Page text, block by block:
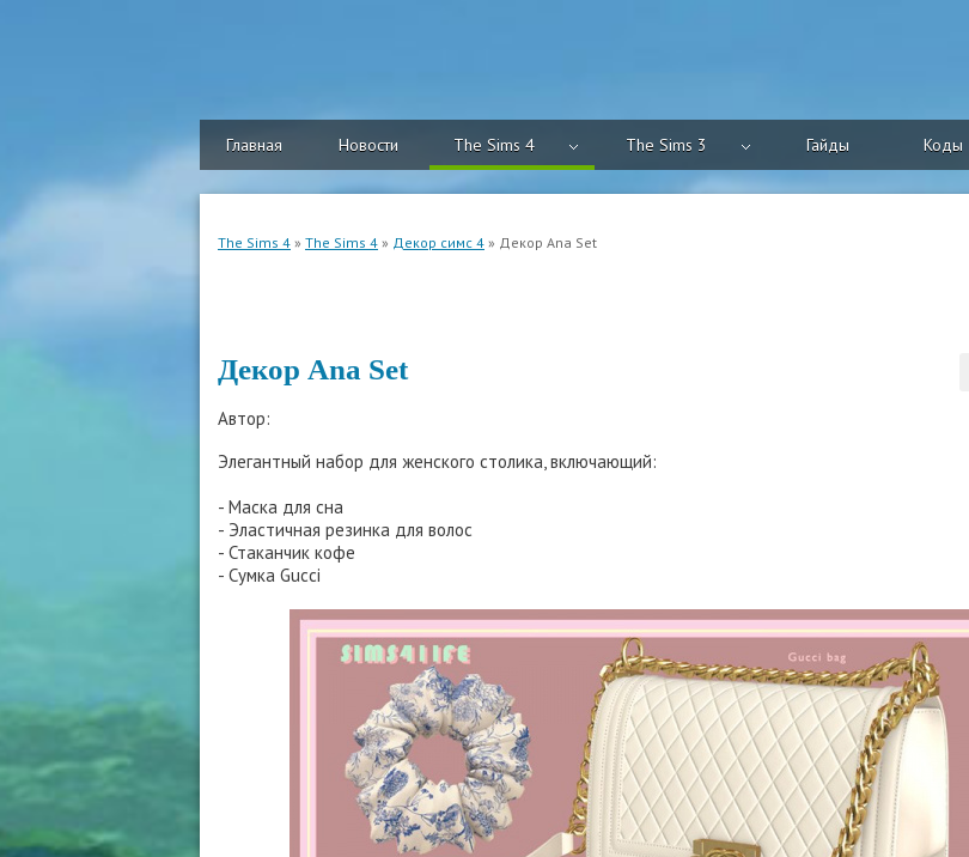
Главная Новости The Sims 4 The Sims 3 Гайды Коды
The Sims 4 » The Sims 4 » Декор симс 4 » Декор Ana Set
Декор Ana Set
Автор:
Элегантный набор для женского столика, включающий:
- Маска для сна
- Эластичная резинка для волос
- Стаканчик кофе
- Сумка Gucci